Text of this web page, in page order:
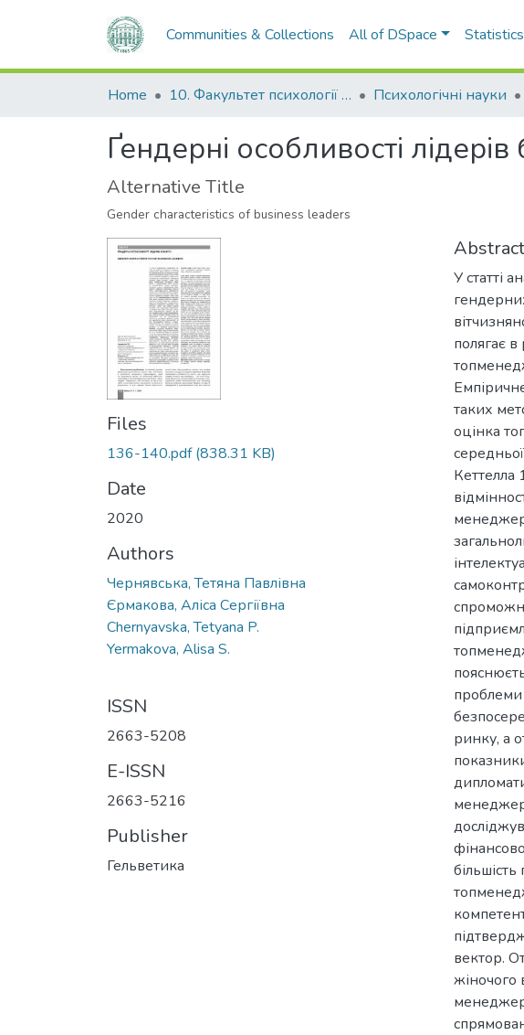
Communities & Collections All of DSpace Statistics
Home 10. Факультет психології та соціальної роботи Психологічні науки
Ґендерні особливості лідерів
Alternative Title
Gender characteristics of business leaders
Files
136-140.pdf(838.31 KB)
Date
2020
Authors
Чернявська, Тетяна Павлівна
Єрмакова, Аліса Сергіївна
Chernyavska, Tetyana P.
Yermakova, Alisa S.
ISSN
2663-5208
E-ISSN
2663-5216
Publisher
Гельветика
Abstract
У статті
полягає
таких
оцінка
Кеттелла
ринку, а
вектор.
жіночого